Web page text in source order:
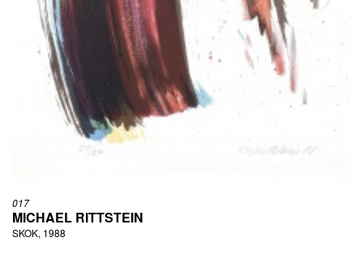
017
MICHAEL RITTSTEIN
SKOK, 1988